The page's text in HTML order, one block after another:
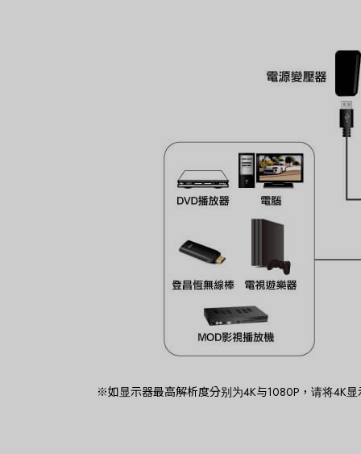
※如显示器最高解析度分别为4K与1080P，请将4K